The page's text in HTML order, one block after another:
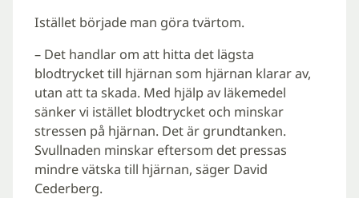
Istället började man göra tvärtom.
– Det handlar om att hitta det lägsta
blodtrycket till hjärnan som hjärnan klarar av,
utan att ta skada. Med hjälp av läkemedel
sänker vi istället blodtrycket och minskar
stressen på hjärnan. Det är grundtanken.
Svullnaden minskar eftersom det pressas
mindre vätska till hjärnan, säger David
Cederberg.